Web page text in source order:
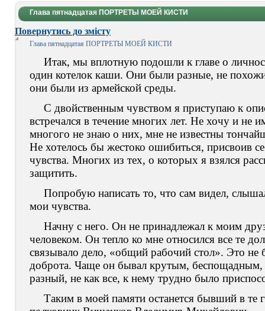
Глава пятнадцатая ПОРТРЕТЫ МОЕЙ КИСТИ
Повернутись до змісту
Глава пятнадцатая ПОРТРЕТЫ МОЕЙ КИСТИ
Итак, мы вплотную подошли к главе о
один котелок каши. Они были разные, не
они были из армейской среды.
С двойственным чувством я приступаю к
встречался в течение многих лет. Не хочу и не
многого не знаю о них, мне не известны
Не хотелось бы жестоко ошибиться, присвоив
чувства. Многих из тех, о которых я взялся
защитить.
Попробую написать то, что сам видел,
мои чувства.
Начну с него. Он не принадлежал к моим
человеком. Он тепло ко мне относился все те
связывало дело, «общий рабочий стол». Это не
доброта. Чаще он бывал крутым,
разный, не как все, к нему трудно было
Таким в моей памяти останется бывший в те